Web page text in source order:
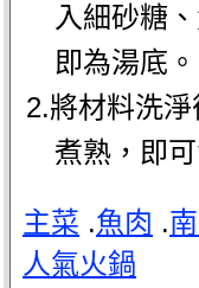
入細砂糖
即為湯底。
2.將材料洗
煮熟，即可
主菜 .魚肉 .
人氣火鍋